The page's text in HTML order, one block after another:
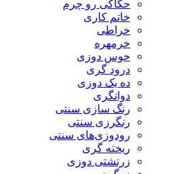
حکاکی رو چرم
خاتم کاری
خراطی
خرمهره
خوس دوزی
درود گری
ده یک دوزی
دواتگری
رنگ سازی سنتی
رنگرزی سنتی
رودوزی‌های سنتی
ریخته گری
زرتشتی دوزی